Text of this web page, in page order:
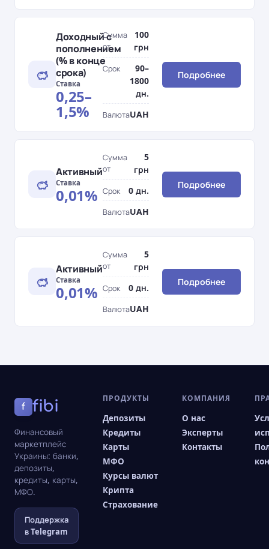
Доходный с
пополнением
(% в конце
срока)
Ставка
0,25–
1,5%
Сумма
от
100
грн
Срок
90–
1800
дн.
ВалютаUAH
Подробнее
Активный
Ставка
0,01%
Сумма
от
5
грн
Срок 0 дн.
ВалютаUAH
Подробнее
Активный
Ставка
0,01%
Сумма
от
5
грн
Срок 0 дн.
ВалютаUAH
Подробнее
f fibi
Финансовый
маркетплейс
Украины: банки,
депозиты,
кредиты, карты,
МФО.
Поддержка
в Telegram
ПРОДУКТЫ
Депозиты
Кредиты
Карты
МФО
Курсы валют
Крипта
Страхование
КОМПАНИЯ
О нас
Эксперты
Контакты